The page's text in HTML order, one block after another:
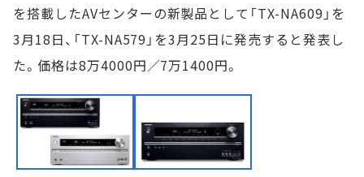
を搭載したAVセンターの新製品として「TX-NA609」を
3月18日、「TX-NA579」を3月25日に発売すると発表し
た。価格は8万4000円／7万1400円。